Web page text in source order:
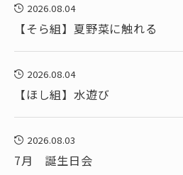
2026.08.04
【そら組】夏野菜に触れる
2026.08.04
【ほし組】水遊び
2026.08.03
7月 誕生日会